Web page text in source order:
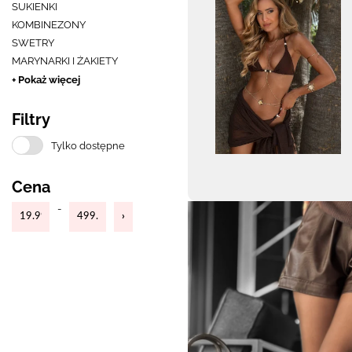
SUKIENKI
KOMBINEZONY
SWETRY
MARYNARKI I ŻAKIETY
+ Pokaż więcej
Filtry
Tylko dostępne
Cena
-